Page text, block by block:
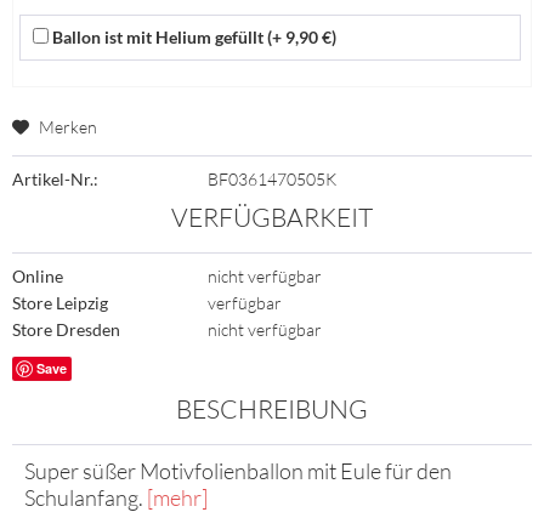
Ballon ist mit Helium gefüllt (+ 9,90 €)
Merken
Artikel-Nr.: BF0361470505K
VERFÜGBARKEIT
Online
nicht verfügbar
Store Leipzig
verfügbar
Store Dresden
nicht verfügbar
Save
BESCHREIBUNG
Super süßer Motivfolienballon mit Eule für den
Schulanfang. [mehr]